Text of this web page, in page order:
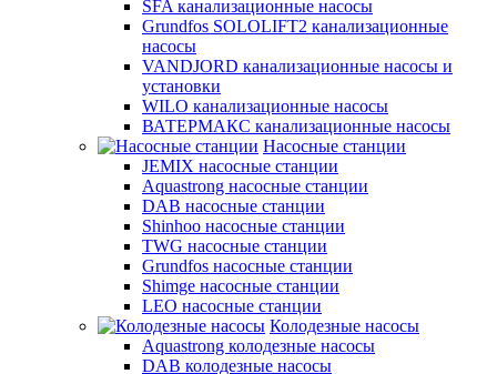
SFA канализационные насосы
Grundfos SOLOLIFT2 канализационные
насосы
VANDJORD канализационные насосы и
установки
WILO канализационные насосы
ВАТЕРМАКС канализационные насосы
Насосные станции
JEMIX насосные станции
Aquastrong насосные станции
DAB насосные станции
Shinhoo насосные станции
TWG насосные станции
Grundfos насосные станции
Shimge насосные станции
LEO насосные станции
Колодезные насосы
Aquastrong колодезные насосы
DAB колодезные насосы